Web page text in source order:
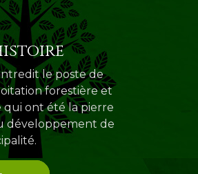
le poste de
forestière et
qui ont été la pierre
développement de